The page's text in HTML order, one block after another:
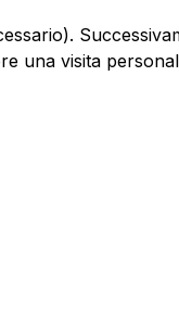
una visita